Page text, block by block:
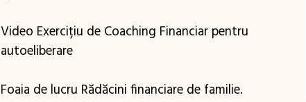
Video Exercițiu de Coaching Financiar pentru
autoeliberare
Foaia de lucru Rădăcini financiare de familie.